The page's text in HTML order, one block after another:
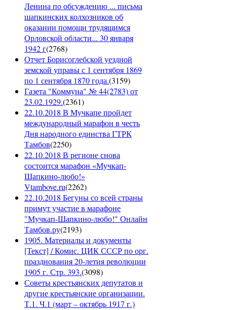
Ленина по обсуждению ... письма
шапкинских колхозников об
оказании помощи трудящимся
Орловской области... 30 января
1942 г(2768)
Отчет Борисоглебской уездной
земской управы с 1 сентября 1869
по 1 сентября 1870 года.(3159)
Газета "Коммуна" № 44(2783) от
23.02.1929.(2361)
22.10.2018 В Мучкапе пройдет
международный марафон в честь
Дня народного единства ГТРК
Тамбов(2250)
22.10.2018 В регионе снова
состоится марафон «Мучкап-
Шапкино-любо!»
Vtambove.ru(2262)
22.10.2018 Бегуны со всей страны
примут участие в марафоне
"Мучкап-Шапкино-любо!" Онлайн
Тамбов.ру(2193)
1905. Материалы и документы
[Текст] / Комис. ЦИК СССР по орг.
празднования 20-летия революции
1905 г. Стр. 393.(3098)
Советы крестьянских депутатов и
другие крестьянские организации.
Т.1. Ч.1 (март – октябрь 1917 г.)